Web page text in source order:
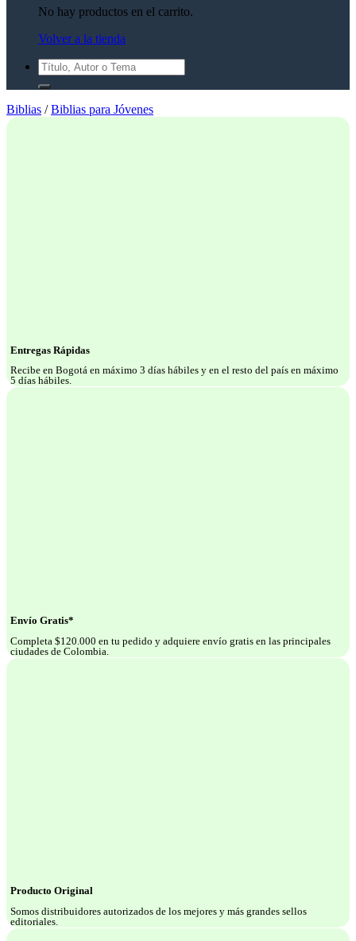
No hay productos en el carrito.
Volver a la tienda
Buscar
por:
Biblias / Biblias para Jóvenes
Entregas Rápidas
Recibe en Bogotá en máximo 3 días hábiles y en el resto del país en máximo
5 días hábiles.
Envío Gratis*
Completa $120.000 en tu pedido y adquiere envío gratis en las principales
ciudades de Colombia.
Producto Original
Somos distribuidores autorizados de los mejores y más grandes sellos
editoriales.